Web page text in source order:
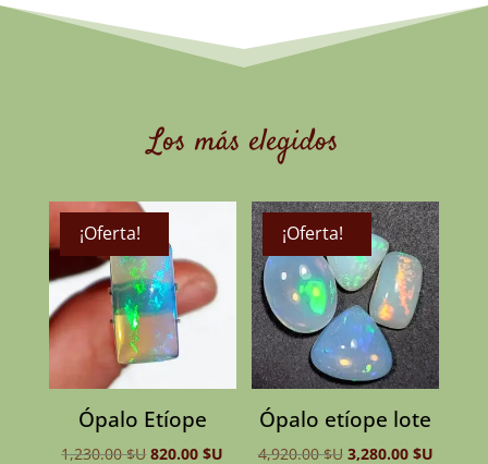
Los más elegidos
¡Oferta!
Sin Stock
Ópalo Etíope
1,230.00$U El
820.00$U
¡Oferta!
Sin Stock
Ópalo etíope lote
4,920.00$U El
3,280.00 $UEl